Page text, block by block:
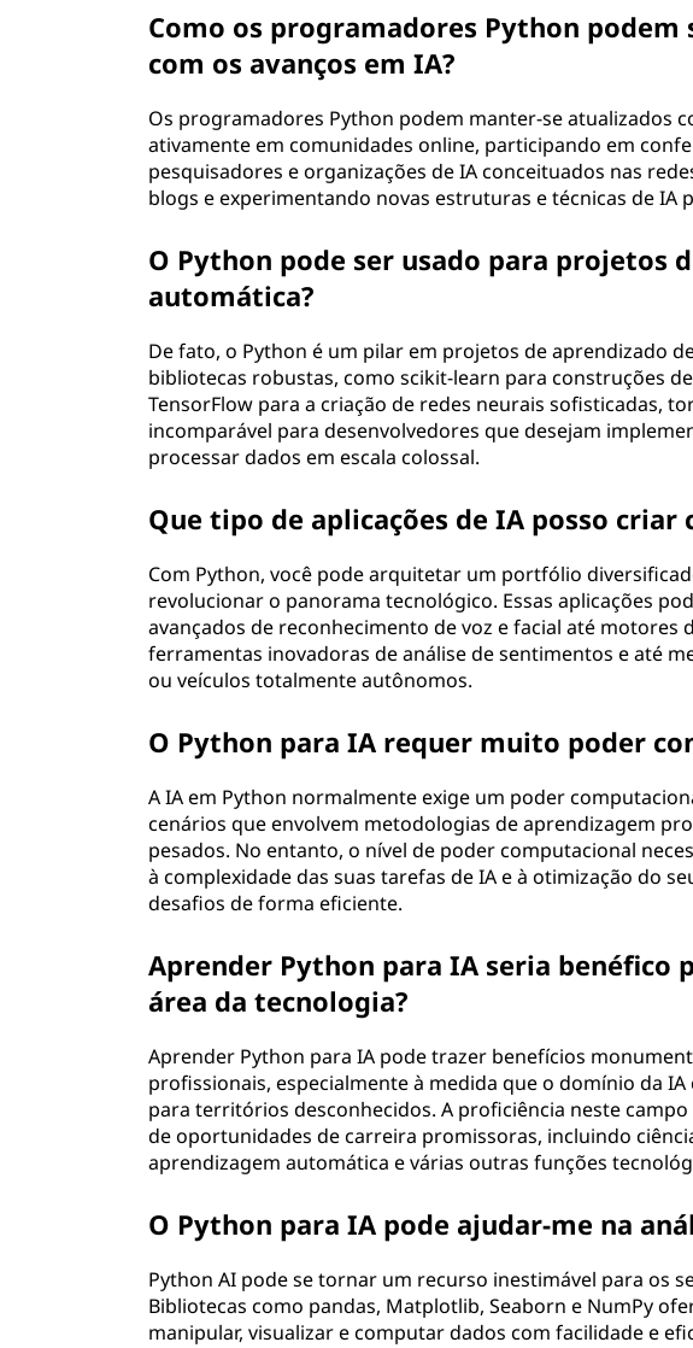
Como os programadores Python
com os avanços em IA?
Os programadores Python podem manter-se atualizados
ativamente em comunidades online, participando em
pesquisadores e organizações de IA conceituados nas
blogs e experimentando novas estruturas e técnicas de IA
O Python pode ser usado para projetos
automática?
De fato, o Python é um pilar em projetos de aprendizado
bibliotecas robustas, como scikit-learn para construções
TensorFlow para a criação de redes neurais sofisticadas,
incomparável para desenvolvedores que desejam
processar dados em escala colossal.
Que tipo de aplicações de IA posso criar
Com Python, você pode arquitetar um portfólio
revolucionar o panorama tecnológico. Essas aplicações
avançados de reconhecimento de voz e facial até motores
ferramentas inovadoras de análise de sentimentos e até
ou veículos totalmente autônomos.
O Python para IA requer muito poder
A IA em Python normalmente exige um poder
cenários que envolvem metodologias de aprendizagem
pesados. No entanto, o nível de poder computacional
à complexidade das suas tarefas de IA e à otimização do
desafios de forma eficiente.
Aprender Python para IA seria benéfico
área da tecnologia?
Aprender Python para IA pode trazer benefícios
profissionais, especialmente à medida que o domínio da
para territórios desconhecidos. A proficiência neste
de oportunidades de carreira promissoras, incluindo
aprendizagem automática e várias outras funções
O Python para IA pode ajudar-me na
Python AI pode se tornar um recurso inestimável para os
Bibliotecas como pandas, Matplotlib, Seaborn e NumPy
manipular, visualizar e computar dados com facilidade e